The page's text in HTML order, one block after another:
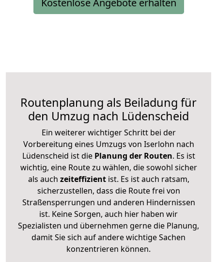
Kostenlose Angebote erhalten
Routenplanung als Beiladung für
den Umzug nach Lüdenscheid
Ein weiterer wichtiger Schritt bei der
Vorbereitung eines Umzugs von Iserlohn nach
Lüdenscheid ist diePlanung der Routen. Es ist
wichtig, eine Route zu wählen, die sowohl sicher
als auch zeiteffizientist. Es ist auch ratsam,
sicherzustellen, dass die Route frei von
Straßensperrungen und anderen Hindernissen
ist. Keine Sorgen, auch hier haben wir
Spezialisten und übernehmen gerne die Planung,
damit Sie sich auf andere wichtige Sachen
konzentrieren können.